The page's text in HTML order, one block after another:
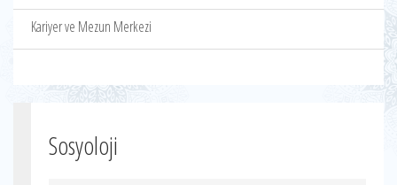
Kariyer ve Mezun Merkezi
Sosyoloji